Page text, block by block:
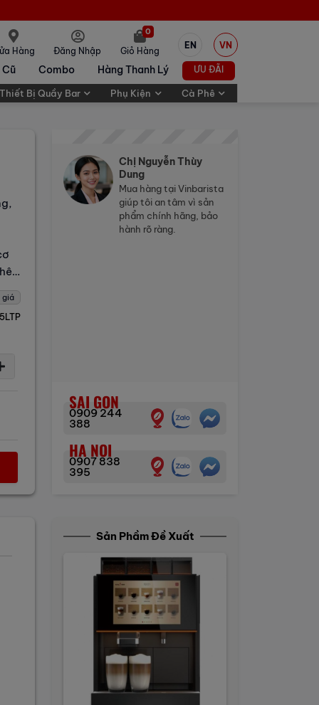
Hàng Đăng Nhập Giỏ Hàng
0
EN VN
Combo Hàng Thanh Lý ƯU ĐÃI
Bị Quầy Bar Phụ Kiện Cà Phê
giá
Chị Nguyễn Thùy
Dung
Mua hàng tại Vinbarista
giúp tôi an tâm vì sản
phẩm chính hãng, bảo
hành rõ ràng.
SAI GON
0909 244
388
HA NOI
0907 838
395
Sản Phầm Đề Xuất